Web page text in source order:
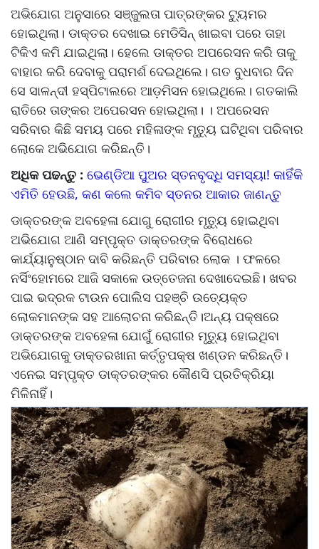
ଅଭିଯୋଗ ଅନୁସାରେ ସଞ୍ଜୁଲତା ପାତ୍ରଙ୍କର ଟ୍ୟୁମର
ହୋଇଥିଲା। ଡାକ୍ତର ଦେଖାଇ ମେଡିସିନ୍‌ ଖାଇବା ପରେ ତାହା
ଟିକିଏ କମି ଯାଇଥିଲା। ହେଲେ ଡାକ୍ତର ଅପରେସନ କରି ତାକୁ
ବାହାର କରି ଦେବାକୁ ପରାମର୍ଶ ଦେଇଥିଲେ। ଗତ ବୁଧବାର ଦିନ
ସେ ସାଳନ୍ଦୀ ହସ୍ପିଟାଲରେ ଆଡ଼ମିସନ ହୋଇଥିଲେ। ଗତକାଲି
ରାତିରେ ତାଙ୍କର ଅପେରସନ ହୋଇଥିଲା। । ଅପରେସନ
ସରିବାର କିଛି ସମୟ ପରେ ମହିଳାଙ୍କ ମୃତ୍ୟୁ ଘଟିଥିବା ପରିବାର
ଲୋକେ ଅଭିଯୋଗ କରିଛନ୍ତି।
ଅଧିକ ପଢନ୍ତୁ : ଭେଣ୍ଡିଆ ପୁଅର ସ୍ତନବୃଦ୍ଧି ସମସ୍ୟା! କାହିଁକି
ଏମିତି ହେଉଛି, କଣ କଲେ କମିବ ସ୍ତନର ଆକାର ଜାଣନ୍ତୁ
ଡାକ୍ତରଙ୍କ ଅବହେଳା ଯୋଗୁ ରୋଗୀର ମୃତ୍ୟୁ ହୋଇଥିବା
ଅଭିଯୋଗ ଆଣି ସମ୍ପୃକ୍ତ ଡାକ୍ତରଙ୍କ ବିରୋଧରେ
କାର୍ଯ୍ୟାନୁଷ୍ଠାନ ଦାବି କରିଛନ୍ତି ପରିବାର ଲୋକ । ଫଳରେ
ନର୍ସିଂହୋମରେ ଆଜି ସକାଳେ ଉତ୍ତେଜନା ଦେଖାଦେଇଛି। ଖବର
ପାଇ ଭଦ୍ରକ ଟାଉନ ପୋଲିସ ପହଞ୍ଚି ଉତ୍ୟେକ୍ତ
ଲୋକମାନଙ୍କ ସହ ଆଲୋଚନା କରିଛନ୍ତି।ଅନ୍ୟ ପକ୍ଷରେ
ଡାକ୍ତରଙ୍କ ଅବହେଳା ଯୋଗୁଁ ରୋଗୀର ମୃତ୍ୟୁ ହୋଇଥିବା
ଅଭିଯୋଗକୁ ଡାକ୍ତରଖାନା କର୍ତ୍ତୃପକ୍ଷ ଖଣ୍ଡନ କରିଛନ୍ତି।
ଏନେଇ ସମ୍ପୃକ୍ତ ଡାକ୍ତରଙ୍କର କୌଣସି ପ୍ରତିକ୍ରିୟା
ମିଳିନାହିଁ।